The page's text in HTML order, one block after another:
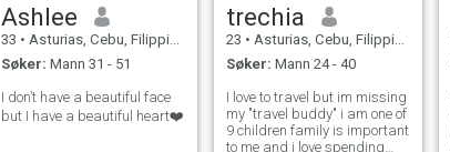
Ashlee
33 • Asturias, Cebu, Filippinene
Søker: Mann 31 - 51
I don’t have a beautiful face
but I have a beautiful heart❤️
trechia
23 • Asturias, Cebu, Filippinene
Søker: Mann 24 - 40
I love to travel but im missing
my "travel buddy" i am one of
9 children family is important
to me and i love spending